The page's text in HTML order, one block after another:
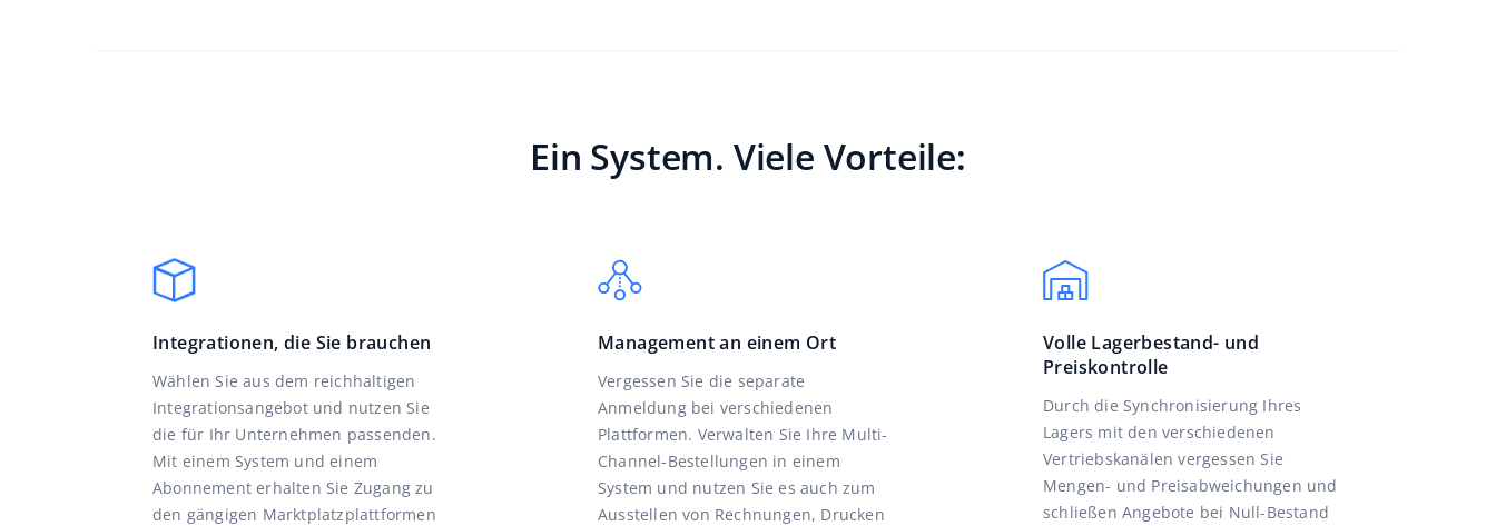
Ein System. Viele Vorteile:
Integrationen, die Sie brauchen
Wählen Sie aus dem reichhaltigen
Integrationsangebot und nutzen Sie
die für Ihr Unternehmen passenden.
Mit einem System und einem
Abonnement erhalten Sie Zugang zu
den gängigen Marktplatzplattformen
Management an einem Ort
Vergessen Sie die separate
Anmeldung bei verschiedenen
Plattformen. Verwalten Sie Ihre Multi-
Channel-Bestellungen in einem
System und nutzen Sie es auch zum
Ausstellen von Rechnungen, Drucken
Volle Lagerbestand- und
Preiskontrolle
Durch die Synchronisierung Ihres
Lagers mit den verschiedenen
Vertriebskanälen vergessen Sie
Mengen- und Preisabweichungen und
schließen Angebote bei Null-Bestand